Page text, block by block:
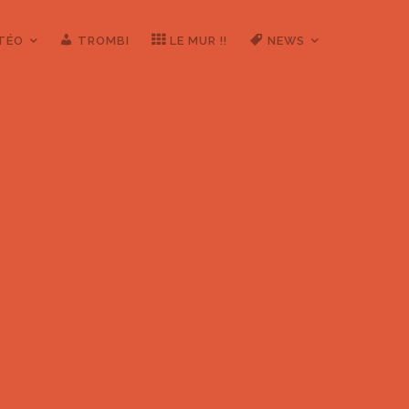
TROMBI LE MUR !! NEWS